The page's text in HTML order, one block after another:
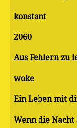
konstant
2060
Aus Fehlern zu
woke
Ein Leben mit
Wenn die